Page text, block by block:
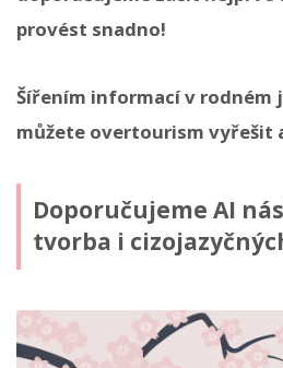
provést snadno!
Šířením informací v rodném
můžete overtourism vyřešit
Doporučujeme AI
tvorba i